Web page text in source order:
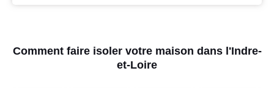
Comment faire isoler votre maison dans l'Indre-
et-Loire